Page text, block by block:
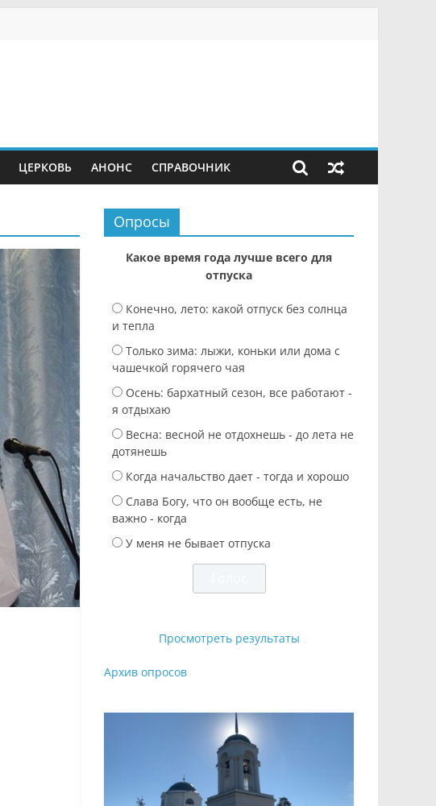
ЦЕРКОВЬ АНОНС СПРАВОЧНИК
Опросы
Какое время года лучше всего для
отпуска
Конечно, лето: какой отпуск без солнца
и тепла
Только зима: лыжи, коньки или дома с
чашечкой горячего чая
Осень: бархатный сезон, все работают -
я отдыхаю
Весна: весной не отдохнешь - до лета не
дотянешь
Когда начальство дает - тогда и хорошо
Слава Богу, что он вообще есть, не
важно - когда
У меня не бывает отпуска
Просмотреть результаты
Архив опросов